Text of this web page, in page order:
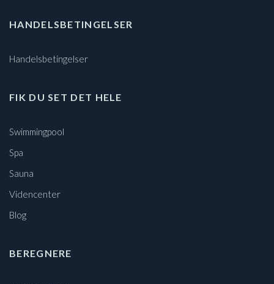
HANDELSBETINGELSER
Handelsbetingelser
FIK DU SET DET HELE
Swimmingpool
Spa
Sauna
Videncenter
Blog
BEREGNERE